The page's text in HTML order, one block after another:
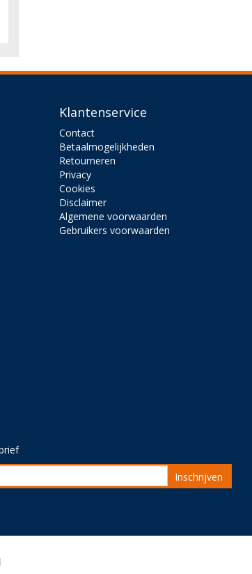
Klantenservice
Contact
Betaalmogelijkheden
Retourneren
Privacy
Cookies
Disclaimer
Algemene voorwaarden
Gebruikers voorwaarden
Inschrijven